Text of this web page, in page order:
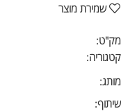
שמירת מוצר
מק"ט:
קטגוריה:
מותג:
שיתוף: